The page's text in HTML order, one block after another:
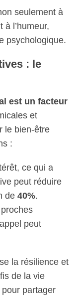
seulement à
l’humeur,
psychologique.
: le
est un facteur
et
le bien-être
:
ce qui a
peut réduire
de 40%.
peut
la résilience et
de la vie
partager